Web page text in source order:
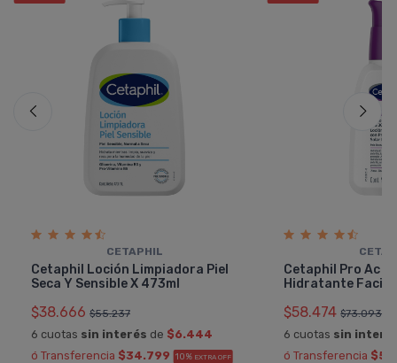
CETAPHIL
Cetaphil Loción Limpiadora Piel
Seca Y Sensible X 473ml
$38.666 $55.237
6 cuotas sin interés de $6.444
ó Transferencia $34.799 10% EXTRA OFF
Cetaphil Pro Ac
Hidratante Facial
$58.474 $73.093
6 cuotas sin
ó Transferencia